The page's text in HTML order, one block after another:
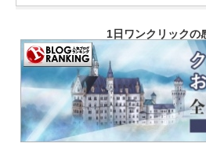
1日ワンクリックの